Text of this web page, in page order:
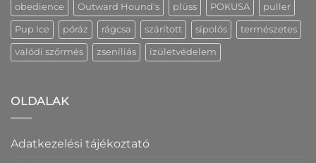
obedience Outward Hound's plüss POKUSA puller
Pup Ice póráz rágcsa szárított sípolós természetes
valódi szőrmés zseníliás ízületvédelem
OLDALAK
Adatkezelési tájékoztató